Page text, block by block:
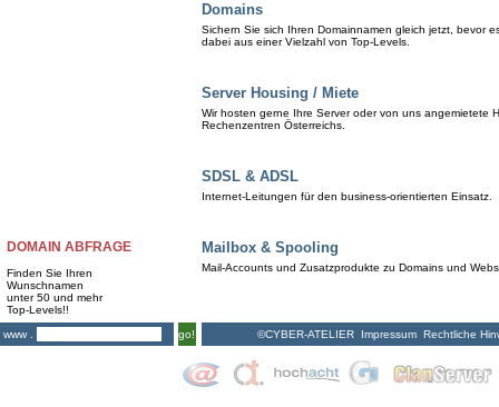
DOMAIN ABFRAGE
Finden Sie Ihren
Wunschnamen
unter 50 und mehr
Top-Levels!!
www .
go!
Domains
Sichern Sie sich Ihren Domainnamen gleich jetzt, bevor
dabei aus einer Vielzahl von Top-Levels.
Server Housing / Miete
Wir hosten gerne Ihre Server oder von uns angemietete
Rechenzentren Österreichs.
SDSL & ADSL
Internet-Leitungen für den business-orientierten Einsatz.
Mailbox & Spooling
Mail-Accounts und Zusatzprodukte zu Domains und
©CYBER-ATELIER Impressum Rechtliche